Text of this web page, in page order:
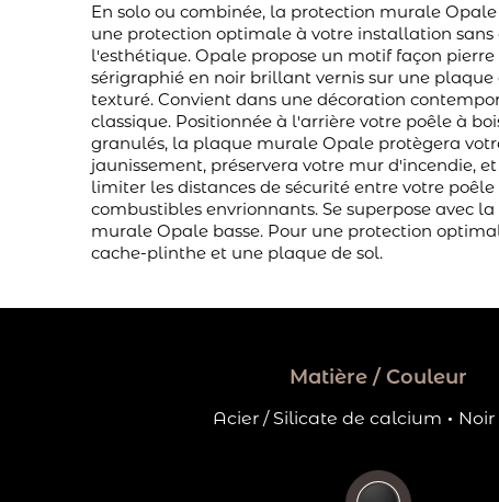
En solo ou combinée, la protection murale
une protection optimale à votre installation sans
l'esthétique. Opale propose un motif façon pierre
sérigraphié en noir brillant vernis sur une plaque
texturé. Convient dans une décoration
classique. Positionnée à l'arrière votre poêle à
granulés, la plaque murale Opale protègera
jaunissement, préservera votre mur d'incendie,
limiter les distances de sécurité entre votre
combustibles envrionnants. Se superpose avec
murale Opale basse. Pour une protection
cache-plinthe et une plaque de sol.
Matière / Couleur
Acier / Silicate de calcium · Noir